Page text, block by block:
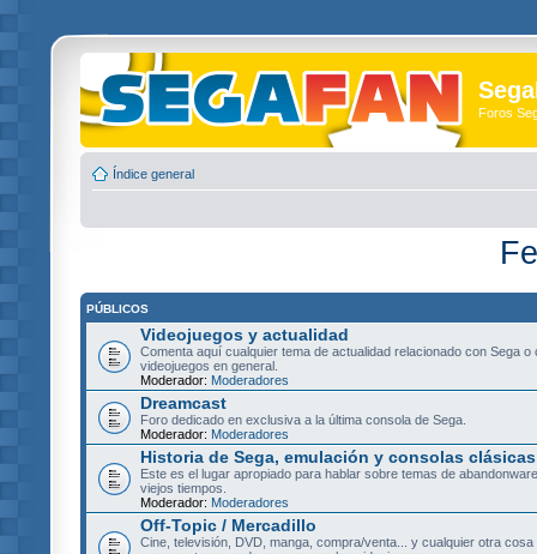
Foros
Índice general
PÚBLICOS
Videojuegos y actualidad
Comenta aquí cualquier tema de actualidad relacionado con Sega o
videojuegos en general.
Moderador: Moderadores
Dreamcast
Foro dedicado en exclusiva a la última consola de Sega.
Moderador: Moderadores
Historia de Sega, emulación y consolas clásicas
Este es el lugar apropiado para hablar sobre temas de
viejos tiempos.
Moderador: Moderadores
Off-Topic / Mercadillo
Cine, televisión, DVD, manga, compra/venta... y cualquier otra